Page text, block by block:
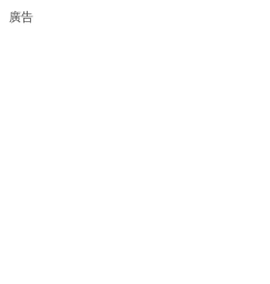
廣告